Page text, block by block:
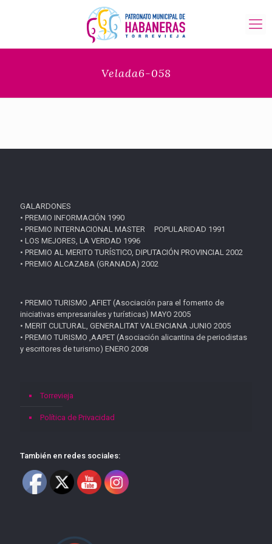
Velada6-058
GALARDONES
• PREMIO INFORMACIÓN 1990
• PREMIO INTERNACIONAL MASTER POPULARIDAD 1991
• LOS MEJORES, LA VERDAD 1996
• PREMIO AL MERITO TURÍSTICO, DIPUTACIÓN PROVINCIAL 2002
• PREMIO ALCAZABA (GRANADA) 2002
• PREMIO TURISMO ,AFIET (Asociación para el fomento de
iniciativas empresariales y turísticas) MAYO 2005
• MERIT CULTURAL, GENERALITAT VALENCIANA JUNIO 2005
• PREMIO TURISMO ,AAPET (Asociación alicantina de periodistas
y escritores de turismo) ENERO 2008
Torrevieja
Política de Privacidad
También en redes sociales: